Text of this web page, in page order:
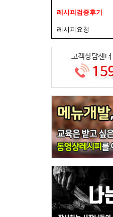
레시피검증후기
레시피요청